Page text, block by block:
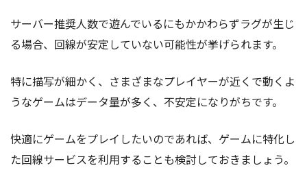
サーバー推奨人数で遊んでいるにもかかわらずラグが生じ
る場合、回線が安定していない可能性が挙げられます。
特に描写が細かく、さまざまなプレイヤーが近くで動くよ
うなゲームはデータ量が多く、不安定になりがちです。
快適にゲームをプレイしたいのであれば、ゲームに特化し
た回線サービスを利用することも検討しておきましょう。